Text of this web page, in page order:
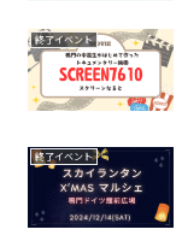
終了イベント
終了イベント